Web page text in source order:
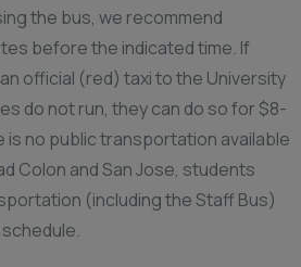
the bus, we recommend
before the indicated time. If
official (red) taxi to the University
do not run, they can do so for $8-
is no public transportation available
Colon and San Jose, students
(including the Staff Bus)